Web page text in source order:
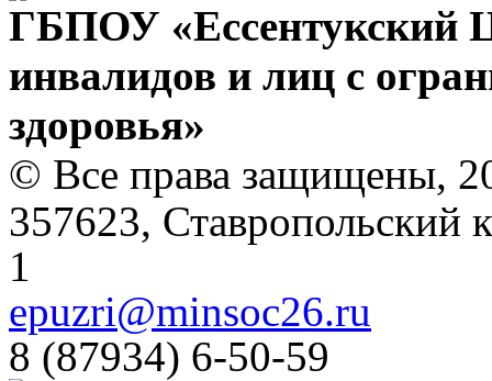
ГБПОУ «Ессентукский
инвалидов и лиц с
здоровья»
© Все права защищены,
357623, Ставропольский
1
epuzri@minsoc26.ru
8 (87934) 6-50-59